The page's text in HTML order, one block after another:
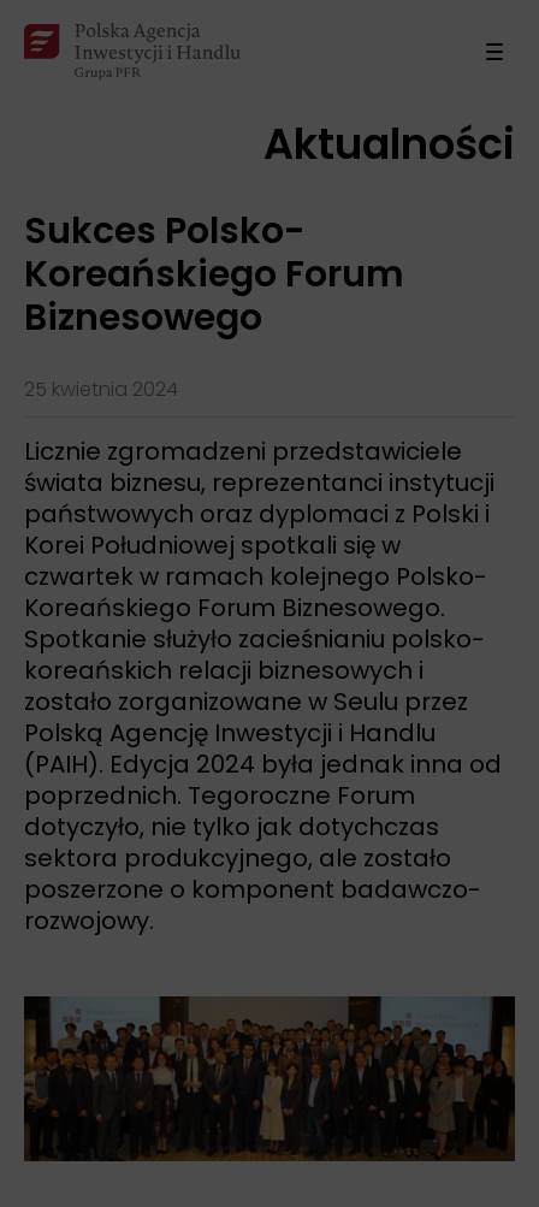
Aktualności
Sukces Polsko-
Koreańskiego Forum
Biznesowego
25 kwietnia 2024
Licznie zgromadzeni przedstawiciele
świata biznesu, reprezentanci instytucji
państwowych oraz dyplomaci z Polski i
Korei Południowej spotkali się w
czwartek w ramach kolejnego Polsko-
Koreańskiego Forum Biznesowego.
Spotkanie służyło zacieśnianiu polsko-
koreańskich relacji biznesowych i
zostało zorganizowane w Seulu przez
Polską Agencję Inwestycji i Handlu
(PAIH). Edycja 2024 była jednak inna od
poprzednich. Tegoroczne Forum
dotyczyło, nie tylko jak dotychczas
sektora produkcyjnego, ale zostało
poszerzone o komponent badawczo-
rozwojowy.